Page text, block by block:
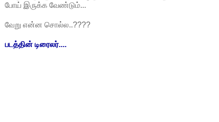
போய் இருக்க வேண்டும்...
வேறு என்ன சொல்ல..????
படத்தின் டிரைலர்....